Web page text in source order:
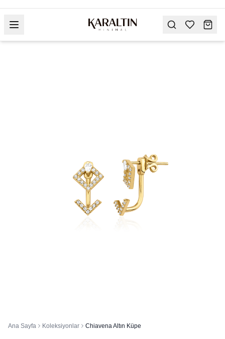
Ana Sayfa Koleksiyonlar Chiavena Altın Küpe